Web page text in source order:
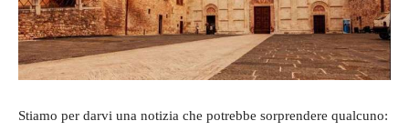
Stiamo per darvi una notizia che potrebbe sorprendere qualcuno: